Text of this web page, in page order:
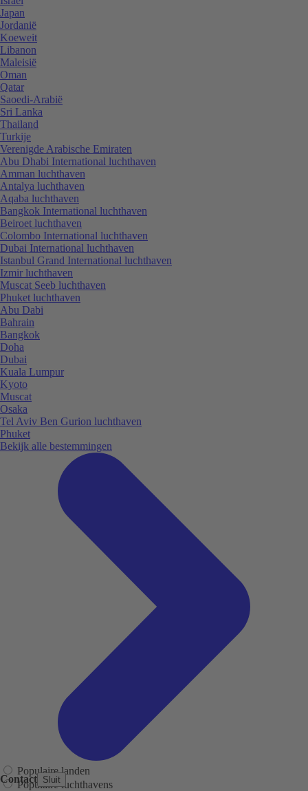
Contact Sluit
Japan
Jordanië
Koeweit
Libanon
Maleisië
Oman
Qatar
Saoedi-Arabië
Sri Lanka
Thailand
Turkije
Verenigde Arabische Emiraten
Abu Dhabi International luchthaven
Amman luchthaven
Antalya luchthaven
Aqaba luchthaven
Bangkok International luchthaven
Beiroet luchthaven
Colombo International luchthaven
Dubai International luchthaven
Istanbul Grand International luchthaven
Izmir luchthaven
Muscat Seeb luchthaven
Phuket luchthaven
Abu Dabi
Bahrain
Bangkok
Doha
Dubai
Kuala Lumpur
Kyoto
Muscat
Osaka
Tel Aviv Ben Gurion luchthaven
Phuket
Bekijk alle bestemmingen
Populaire landen
Populaire luchthavens